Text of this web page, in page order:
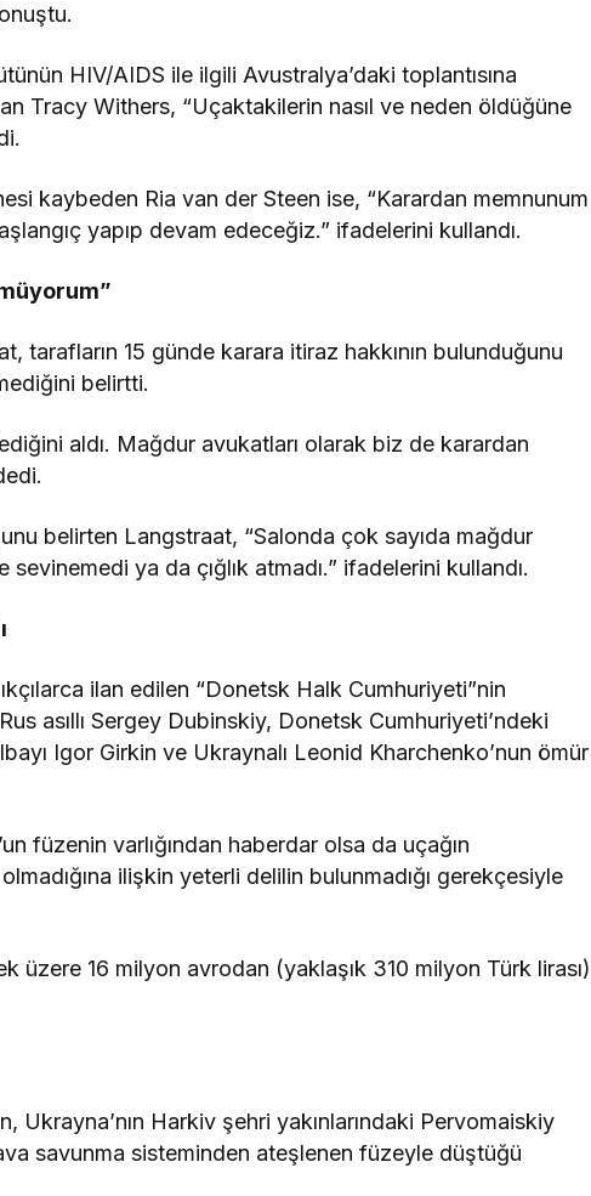
HIV/AIDS ile ilgili Avustralya’daki toplantısına
Tracy Withers, “Uçaktakilerin nasıl ve neden öldüğüne
kaybeden Ria van der Steen ise, “Karardan memnunum
yapıp devam edeceğiz.” ifadelerini kullandı.
tarafların 15 günde karara itiraz hakkının bulunduğunu
belirtti.
aldı. Mağdur avukatları olarak biz de karardan
belirten Langstraat, “Salonda çok sayıda mağdur
ya da çığlık atmadı.” ifadelerini kullandı.
ilan edilen “Donetsk Halk Cumhuriyeti”nin
asıllı Sergey Dubinskiy, Donetsk Cumhuriyeti’ndeki
Igor Girkin ve Ukraynalı Leonid Kharchenko’nun ömür
füzenin varlığından haberdar olsa da uçağın
ilişkin yeterli delilin bulunmadığı gerekçesiyle
üzere 16 milyon avrodan (yaklaşık 310 milyon Türk lirası)
Ukrayna’nın Harkiv şehri yakınlarındaki Pervomaiskiy
savunma sisteminden ateşlenen füzeyle düştüğü